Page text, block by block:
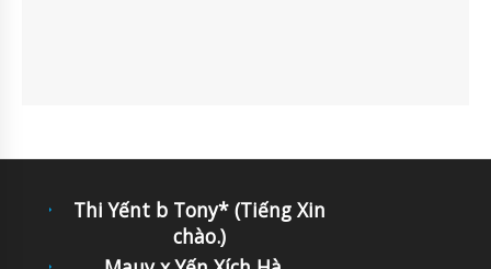
Thi Yếnt b Tony* (Tiếng Xin
chào.)